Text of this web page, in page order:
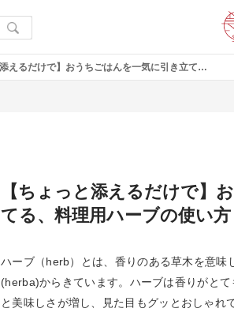
【ちょっと添えるだけで】おうちごはんを一気に引き立てる、料理用ハーブの使い方
【ちょっと添えるだけで】
てる、料理用ハーブの使い方
ハーブ（herb）とは、香りのある草木を意
(herba)からきています。ハーブは香りがと
と美味しさが増し、見た目もグッとおしゃれ